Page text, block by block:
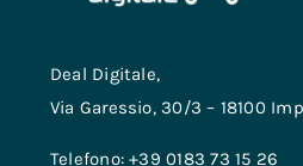
Deal Digitale,
Via Garessio, 30/3 – 18100
Telefono: +39 0183 73 15 26